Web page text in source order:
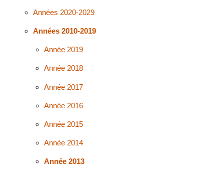
Années 2020-2029
Années 2010-2019
Année 2019
Année 2018
Année 2017
Année 2016
Année 2015
Année 2014
Année 2013